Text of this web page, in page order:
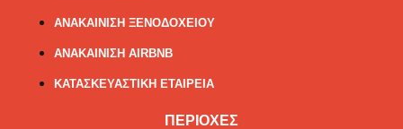
ΑΝΑΚΑΙΝΙΣΗ ΞΕΝΟΔΟΧΕΙΟΥ
ΑΝΑΚΑΙΝΙΣΗ AIRBNB
ΚΑΤΑΣΚΕΥΑΣΤΙΚΗ ΕΤΑΙΡΕΙΑ
ΠΕΡΙΟΧΕΣ